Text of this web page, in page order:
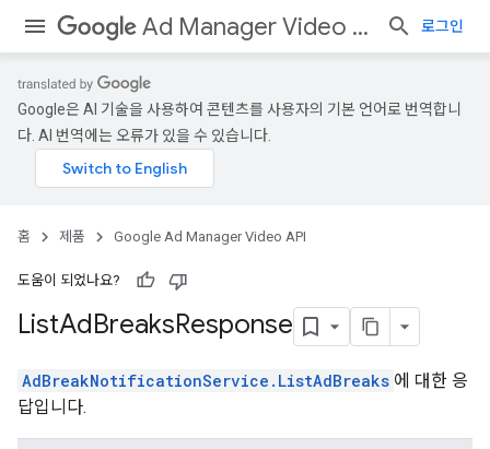
Ad Manager Video API 로그인
Google은 AI 기술을 사용하여 콘텐츠를 사용자의 기본 언어로 번역합니
다. AI 번역에는 오류가 있을 수 있습니다.
홈 제품 Google Ad Manager Video API
도움이 되었나요?
ListAdBreaksResponse
AdBreakNotificationService.ListAdBreaks 에 대한 응
답입니다.